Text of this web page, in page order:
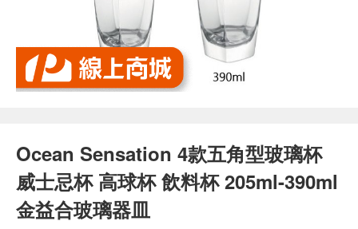
Ocean Sensation 4款五角型玻璃杯
威士忌杯 高球杯 飲料杯 205ml-390ml
金益合玻璃器皿